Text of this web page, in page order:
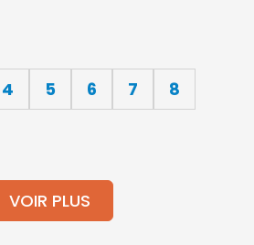
4 5 6 7
8
VOIR PLUS